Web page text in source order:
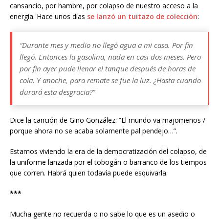
cansancio, por hambre, por colapso de nuestro acceso a la
energía. Hace unos días se lanzó un tuitazo de colección:
“Durante mes y medio no llegó agua a mi casa. Por fin
llegó. Entonces la gasolina, nada en casi dos meses. Pero
por fin ayer pude llenar el tanque después de horas de
cola. Y anoche, para remate se fue la luz. ¿Hasta cuando
durará esta desgracia?”
Dice la canción de Gino González: “El mundo va majomenos /
porque ahora no se acaba solamente pal pendejo…”.
Estamos viviendo la era de la democratización del colapso, de
la uniforme lanzada por el tobogán o barranco de los tiempos
que corren. Habrá quien todavía puede esquivarla.
***
Mucha gente no recuerda o no sabe lo que es un asedio o